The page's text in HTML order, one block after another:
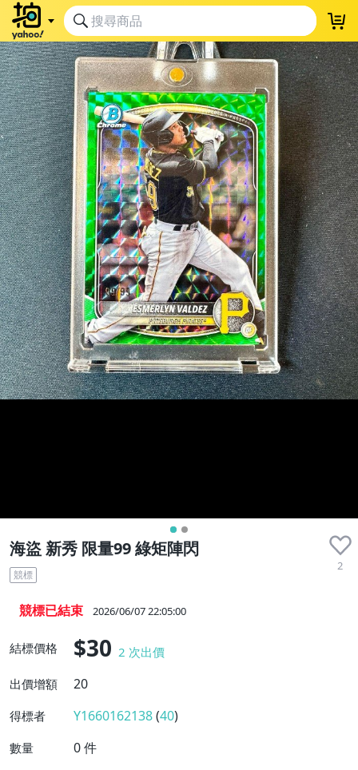
海盜 新秀 限量99 綠矩陣閃
2
競標
競標已結束 2026/06/07 22:05:00
結標價格 $30 2 次出價
出價增額
20
得標者 Y1660162138(40)
數量 0件